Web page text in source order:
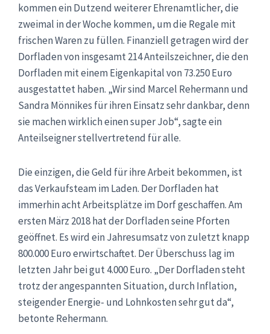
kommen ein Dutzend weiterer Ehrenamtlicher, die
zweimal in der Woche kommen, um die Regale mit
frischen Waren zu füllen. Finanziell getragen wird der
Dorfladen von insgesamt 214 Anteilszeichner, die den
Dorfladen mit einem Eigenkapital von 73.250 Euro
ausgestattet haben. „Wir sind Marcel Rehermann und
Sandra Mönnikes für ihren Einsatz sehr dankbar, denn
sie machen wirklich einen super Job“, sagte ein
Anteilseigner stellvertretend für alle.
Die einzigen, die Geld für ihre Arbeit bekommen, ist
das Verkaufsteam im Laden. Der Dorfladen hat
immerhin acht Arbeitsplätze im Dorf geschaffen. Am
ersten März 2018 hat der Dorfladen seine Pforten
geöffnet. Es wird ein Jahresumsatz von zuletzt knapp
800.000 Euro erwirtschaftet. Der Überschuss lag im
letzten Jahr bei gut 4.000 Euro. „Der Dorfladen steht
trotz der angespannten Situation, durch Inflation,
steigender Energie- und Lohnkosten sehr gut da“,
betonte Rehermann.